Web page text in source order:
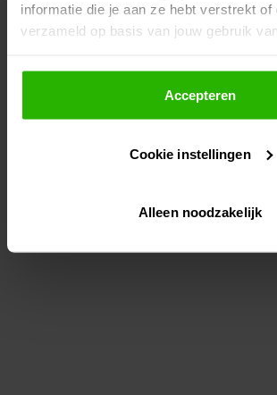
informatie die je aan ze hebt verstrekt of
verzameld op basis van jouw gebruik
Als je op "Accepteer" klikt, dan geef je
toestemming om cookies voor social
gepersonaliseerde advertenties te
Lees hier meer over in onsprivacybeleid
Via "Cookie instellingen" kun je ook zelf
Accepteren
Cookie instellingen
Alleen noodzakelijk
information).